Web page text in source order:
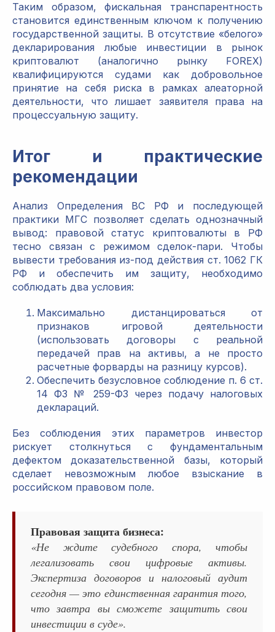
Таким образом, фискальная транспарентность
становится единственным ключом к получению
государственной защиты. В отсутствие «белого»
декларирования любые инвестиции в рынок
криптовалют (аналогично рынку FOREX)
квалифицируются судами как добровольное
принятие на себя риска в рамках алеаторной
деятельности, что лишает заявителя права на
процессуальную защиту.
Итог и практические
рекомендации
Анализ Определения ВС РФ и последующей
практики МГС позволяет сделать однозначный
вывод: правовой статус криптовалюты в РФ
тесно связан с режимом сделок-пари. Чтобы
вывести требования из-под действия ст. 1062 ГК
РФ и обеспечить им защиту, необходимо
соблюдать два условия:
Максимально дистанцироваться от
признаков игровой деятельности
(использовать договоры с реальной
передачей прав на активы, а не просто
расчетные форварды на разницу курсов).
Обеспечить безусловное соблюдение п. 6 ст.
14 ФЗ № 259-ФЗ через подачу налоговых
деклараций.
Без соблюдения этих параметров инвестор
рискует столкнуться с фундаментальным
дефектом доказательственной базы, который
сделает невозможным любое взыскание в
российском правовом поле.
Правовая защита бизнеса:
«Не ждите судебного спора, чтобы
легализовать свои цифровые активы.
Экспертиза договоров и налоговый аудит
сегодня — это единственная гарантия того,
что завтра вы сможете защитить свои
инвестиции в суде».